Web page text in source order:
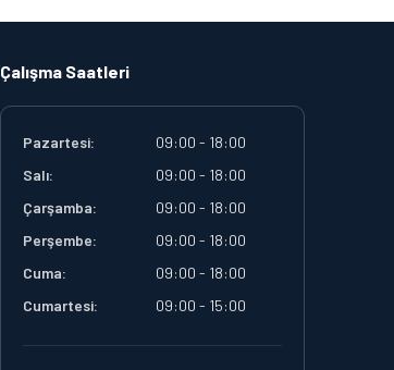
Çalışma Saatleri
Pazartesi:
09:00 - 18:00
Salı:
09:00 - 18:00
Çarşamba:
09:00 - 18:00
Perşembe:
09:00 - 18:00
Cuma:
09:00 - 18:00
Cumartesi:
09:00 - 15:00